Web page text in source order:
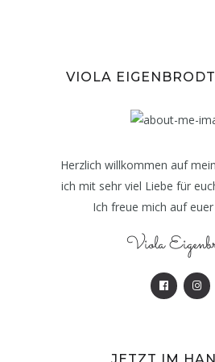
VIOLA
Herzlich willkommen auf
ich mit sehr viel Liebe für
Ich freue mich auf euer
Viola